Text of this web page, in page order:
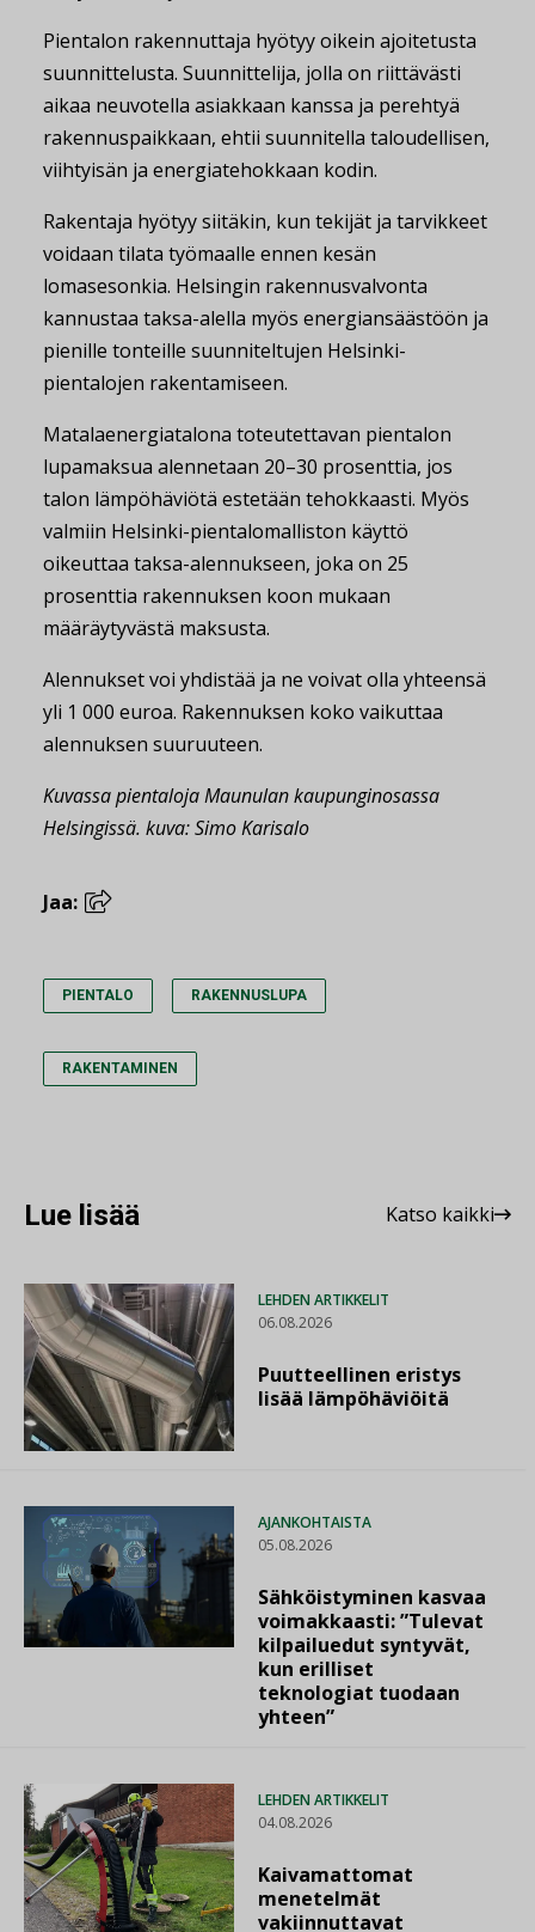
Pientalon rakennuttaja hyötyy oikein ajoitetusta
suunnittelusta. Suunnittelija, jolla on riittävästi
aikaa neuvotella asiakkaan kanssa ja perehtyä
rakennuspaikkaan, ehtii suunnitella taloudellisen,
viihtyisän ja energiatehokkaan kodin.
Rakentaja hyötyy siitäkin, kun tekijät ja tarvikkeet
voidaan tilata työmaalle ennen kesän
lomasesonkia. Helsingin rakennusvalvonta
kannustaa taksa-alella myös energiansäästöön ja
pienille tonteille suunniteltujen Helsinki-
pientalojen rakentamiseen.
Matalaenergiatalona toteutettavan pientalon
lupamaksua alennetaan 20–30 prosenttia, jos
talon lämpöhäviötä estetään tehokkaasti. Myös
valmiin Helsinki-pientalomalliston käyttö
oikeuttaa taksa-alennukseen, joka on 25
prosenttia rakennuksen koon mukaan
määräytyvästä maksusta.
Alennukset voi yhdistää ja ne voivat olla yhteensä
yli 1 000 euroa. Rakennuksen koko vaikuttaa
alennuksen suuruuteen.
Kuvassa pientaloja Maunulan kaupunginosassa
Helsingissä. kuva: Simo Karisalo
Jaa:
PIENTALO RAKENNUSLUPA
RAKENTAMINEN
Lue lisää Katso kaikki
LEHDEN ARTIKKELIT
06.08.2026
Puutteellinen eristys
lisää lämpöhäviöitä
AJANKOHTAISTA
05.08.2026
Sähköistyminen kasvaa
voimakkaasti: ”Tulevat
kilpailuedut syntyvät,
kun erilliset
teknologiat tuodaan
yhteen”
LEHDEN ARTIKKELIT
04.08.2026
Kaivamattomat
menetelmät
vakiinnuttavat